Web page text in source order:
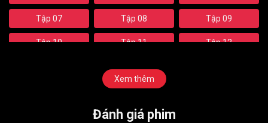
Tập 22 Tập 23 Tập 24
Tập 25 Tập 26 Tập 27
Tập 32
Tập 35
Tập 07 Tập 08 Tập 09
Tập 10 Tập 11 Tập 12
Tập 17
Tập 20
Xem thêm
Đánh giá phim